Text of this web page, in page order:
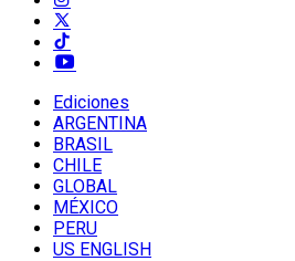
Ediciones
ARGENTINA
BRASIL
CHILE
GLOBAL
MÉXICO
PERU
US ENGLISH